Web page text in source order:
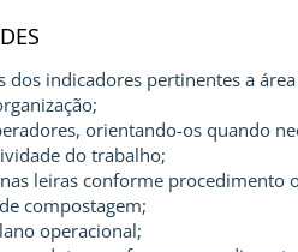
dos indicadores pertinentes a
orientando-os quando
do trabalho;
leiras conforme procedimento
compostagem;
operacional;